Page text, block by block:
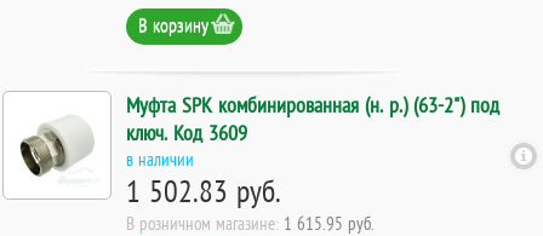
В корзину
Муфта SPK комбинированная (н. р.) (63-2") под
ключ. Код 3609
в наличии
1 502.83 руб.
В розничном магазине: 1 615.95 руб.